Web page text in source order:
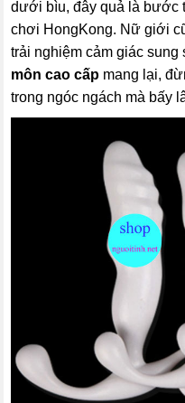
dưới bìu, đây quả là bước
chơi HongKong. Nữ giới
trải nghiệm cảm giác
môn cao cấp mang lại,
trong ngóc ngách mà bấy